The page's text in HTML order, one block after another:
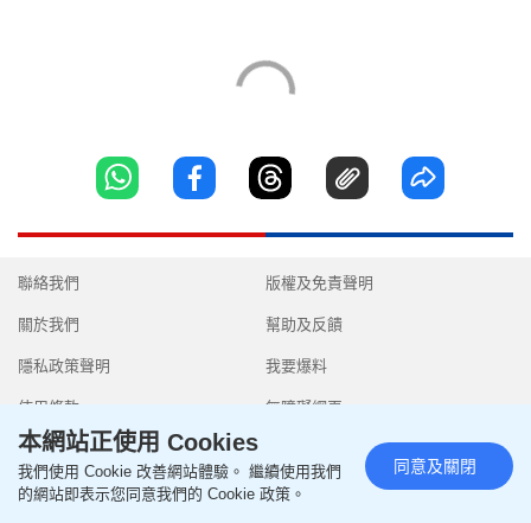
聯絡我們
關於我們
隱私政策聲明
使用條款
版權及免責聲明
幫助及反饋
我要爆料
無障礙網頁
Copyright © 2026 SingTao Ltd.All rights reserved.
本網站正使用 Cookies
我們使用 Cookie 改善網站體驗。 繼續使用我們
的網站即表示您同意我們的 Cookie 政策。
同意及關閉